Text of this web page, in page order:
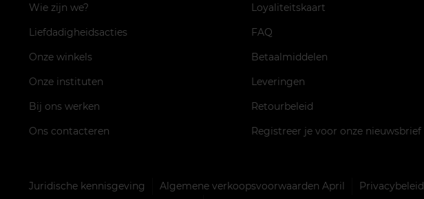
Wie zijn we?
Liefdadigheidsacties
Onze winkels
Onze instituten
Bij ons werken
Ons contacteren
Loyaliteitskaart
FAQ
Betaalmiddelen
Leveringen
Retourbeleid
Registreer je voor onze nieuwsbrief
Juridische kennisgeving Algemene verkoopsvoorwaarden April Privacybeleid